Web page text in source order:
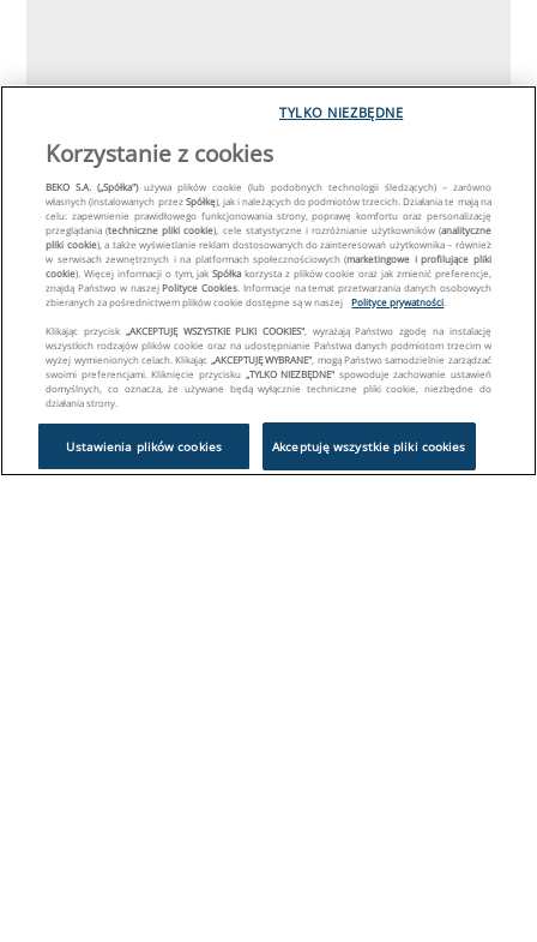
Korzystanie z cookies
BEKO S.A. („Spółka")używa plików cookie (lub podobnych technologii śledzących) – zarówno
własnych (instalowanych przezSpółkę), jak i należących do podmiotów trzecich. Działania te mają na
celu: zapewnienie prawidłowego funkcjonowania strony, poprawę komfortu oraz personalizację
przeglądania (techniczne pliki cookie), cele statystyczne i rozróżnianie użytkowników (analityczne
pliki cookie), a także wyświetlanie reklam dostosowanych do zainteresowań użytkownika – również
w serwisach zewnętrznych i na platformach społecznościowych (marketingowe i profilujące pliki
cookie). Więcej informacji o tym, jakSpółka korzysta z plików cookie oraz jak zmienić preferencje,
znajdą Państwo w naszejPolityce Cookies . Informacje na temat przetwarzania danych osobowych
zbieranych za pośrednictwem plików cookie dostępne są w naszej
Polityce prywatności
Klikając przycisk „AKCEPTUJĘ WSZYSTKIE PLIKI COOKIES" , wyrażają Państwo zgodę na instalację
wszystkich rodzajów plików cookie oraz na udostępnianie Państwa danych podmiotom trzecim w
wyżej wymienionych celach. Klikając „AKCEPTUJĘ WYBRANE" , mogą Państwo samodzielnie zarządzać
swoimi preferencjami. Kliknięcie przycisku „TYLKO NIEZBĘDNE" spowoduje zachowanie ustawień
domyślnych, co oznacza, że używane będą wyłącznie techniczne pliki cookie, niezbędne do
działania strony.
Ustawienia plików cookies Akceptuję wszystkie pliki cookies
TYLKO NIEZBĘDNE